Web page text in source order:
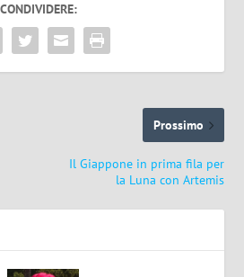
CONDIVIDERE:
Prossimo
Il Giappone in prima fila per
la Luna con Artemis